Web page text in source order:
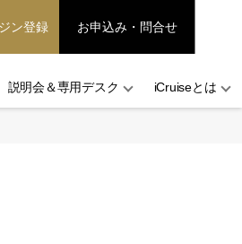
ン登録 お申込み・問合せ
説明会＆専用デスク iCruiseとは